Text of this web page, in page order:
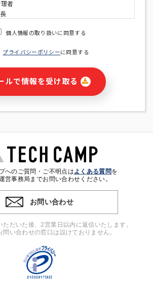
者
の送付のため
サービスに関連する情報(当社及び第三者の
の広告配信・宣伝を含みますが、それらに
は担当者)を識別できない形式に加工した統
利用
基づいた本人への連絡及び配信について
者提供
名等の一部の情報をサービス内で使用する
信することにより、本サービスの他の利用
があります。
前項利用目的の範囲に限って個人情報を外
個人情報の取り扱いに同意する
プライバシーポリシーに同意する
ルで情報を受け取る
へのご質問・ご不明点はよくある質問を
営事務局までお問い合わせください。
お問い合わせ
だいた後、2営業日以内に返信いたします。
い合わせの窓口は設けておりません。